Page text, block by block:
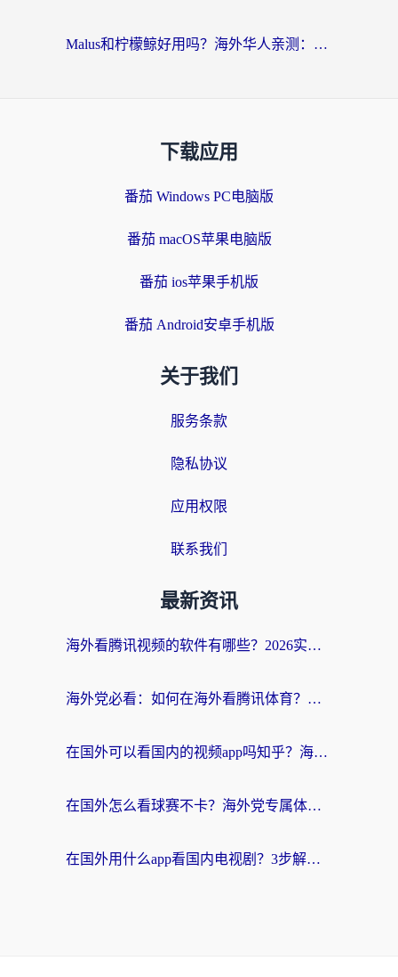
Malus和柠檬鲸好用吗？海外华人亲测：回国加速器怎么选才不踩坑？
下载应用
番茄 Windows PC电脑版
番茄 macOS苹果电脑版
番茄 ios苹果手机版
番茄 Android安卓手机版
关于我们
服务条款
隐私协议
应用权限
联系我们
最新资讯
海外看腾讯视频的软件有哪些？2026实测有效，留学生都在用的回国加速器指南
海外党必看：如何在海外看腾讯体育？解决赛事直播地区限制的终极指南
在国外可以看国内的视频app吗知乎？海外党亲测有效的追剧加速方案
在国外怎么看球赛不卡？海外党专属体育直播自由指南
在国外用什么app看国内电视剧？3步解决版权限制+卡顿难题